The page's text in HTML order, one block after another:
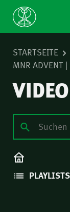
STARTSEITE
MNR ADVENT
VIDEO
PLAYLISTS